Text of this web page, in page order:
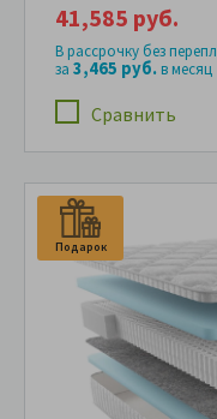
Сравнить
41,585 руб.
В рассрочку без
за 3,465 руб.в месяц
Подарок